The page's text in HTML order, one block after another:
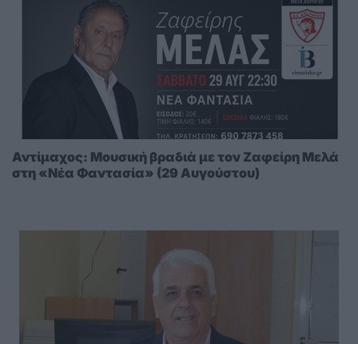
Αντίμαχος: Μουσική βραδιά με τον Ζαφείρη Μελά
στη «Νέα Φαντασία» (29 Αυγούστου)